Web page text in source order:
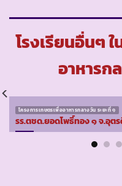
โรงเรียนอื่นๆ
อาหารก
โครงการเกษตรเพื่ออาหารกลางวัน ระยะที่ ๑
รร.ตชด.ยอดโพธิ์ทอง ๑ จ.อุต